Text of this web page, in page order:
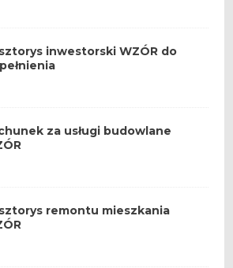
inwestorski WZÓR do
za usługi budowlane
remontu mieszkania